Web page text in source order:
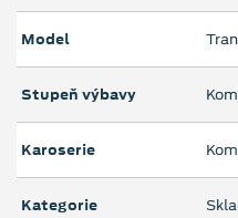
Model
Stupeň výbavy
Karoserie
Kategorie